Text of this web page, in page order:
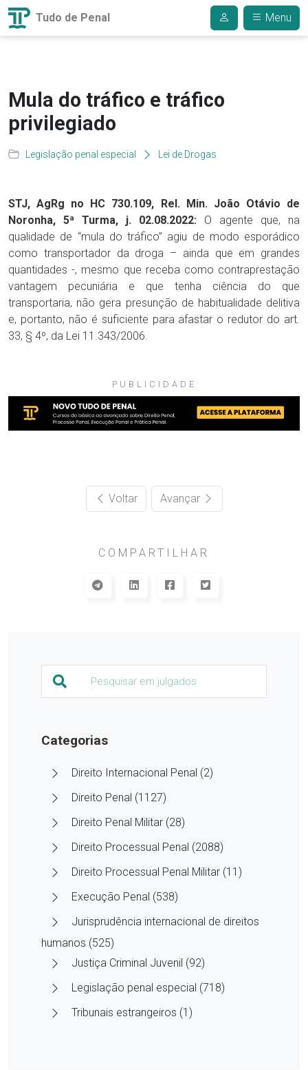
Tudo de Penal Menu
Mula do tráfico e tráfico
privilegiado
Legislação penal especial Lei de Drogas
STJ, AgRg no HC 730.109, Rel. Min. João Otávio de
Noronha, 5ª Turma, j. 02.08.2022: O agente que, na
qualidade de “mula do tráfico” agiu de modo esporádico
como transportador da droga – ainda que em grandes
quantidades -, mesmo que receba como contraprestação
vantagem pecuniária e que tenha ciência do que
transportaria, não gera presunção de habitualidade delitiva
e, portanto, não é suficiente para afastar o redutor do art.
33, § 4º, da Lei 11.343/2006.
PUBLICIDADE
Voltar Avançar
COMPARTILHAR
Categorias
Direito Internacional Penal (2)
Direito Penal (1127)
Direito Penal Militar (28)
Direito Processual Penal (2088)
Direito Processual Penal Militar (11)
Execução Penal (538)
Jurisprudência internacional de direitos
humanos (525)
Justiça Criminal Juvenil (92)
Legislação penal especial (718)
Tribunais estrangeiros (1)